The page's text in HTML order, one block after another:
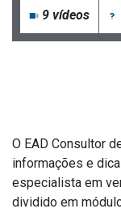
9vídeos
O EAD Consultor
informações e
especialista em
dividido em